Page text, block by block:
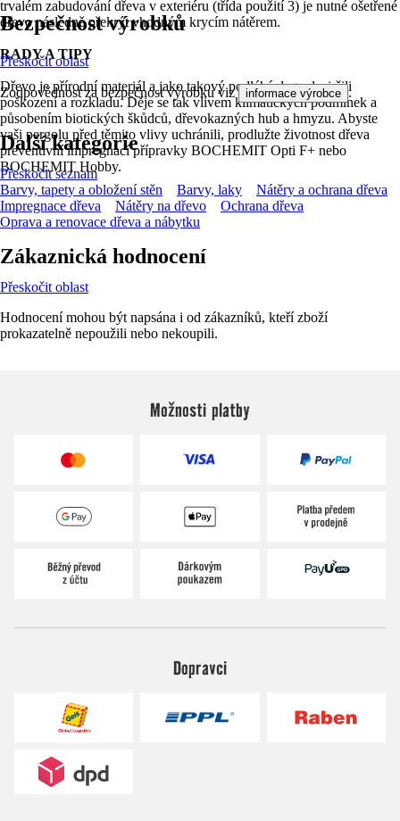
trvalém zabudování dřeva v exteriéru (třída použití 3) je nutné ošetřené
dřevo následně překrýt vhodným krycím nátěrem.
RADY A TIPY
Dřevo je přírodní materiál a jako takový podléhá degradaci čili
poškození a rozkladu. Děje se tak vlivem klimatických podmínek a
působením biotických škůdců, dřevokazných hub a hmyzu. Abyste
vaši pergolu před těmito vlivy uchránili, prodlužte životnost dřeva
preventivní impregnací přípravky BOCHEMIT Opti F+ nebo
BOCHEMIT Hobby.
Bezpečnost výrobků
Přeskočit oblast
Zodpovědnost za bezpečnost výrobku viz informace výrobce .
Další kategorie
Přeskočit seznam
Barvy, tapety a obložení stěn
Barvy, laky
Nátěry a ochrana dřeva
Impregnace dřeva
Nátěry na dřevo
Ochrana dřeva
Oprava a renovace dřeva a nábytku
Zákaznická hodnocení
Přeskočit oblast
Hodnocení mohou být napsána i od zákazníků, kteří zboží
prokazatelně nepoužili nebo nekoupili.
Možnosti platby
Dopravci